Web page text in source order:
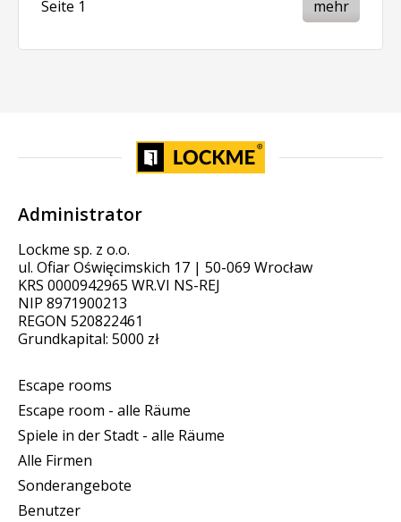
Seite 1 mehr
Administrator
Lockme sp. z o.o.
ul. Ofiar Oświęcimskich 17 | 50-069 Wrocław
KRS 0000942965 WR.VI NS-REJ
NIP 8971900213
REGON 520822461
Grundkapital: 5000 zł
Escape rooms
Escape room - alle Räume
Spiele in der Stadt - alle Räume
Alle Firmen
Sonderangebote
Benutzer